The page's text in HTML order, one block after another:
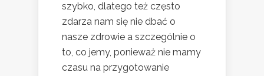
szybko, dlatego też często
zdarza nam się nie dbać o
nasze zdrowie a szczególnie o
to, co jemy, ponieważ nie mamy
czasu na przygotowanie